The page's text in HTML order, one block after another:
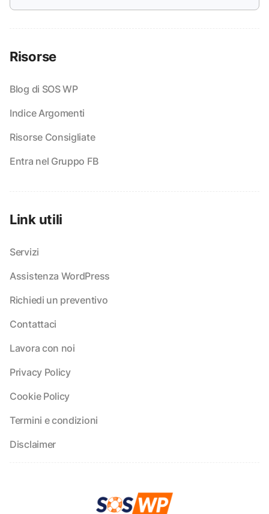
Risorse
Blog di SOS WP
Indice Argomenti
Risorse Consigliate
Entra nel Gruppo FB
Link utili
Servizi
Assistenza WordPress
Richiedi un preventivo
Contattaci
Lavora con noi
Privacy Policy
Cookie Policy
Termini e condizioni
Disclaimer